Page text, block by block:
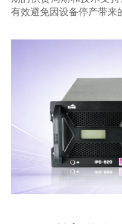
有效避免因设备停产带来